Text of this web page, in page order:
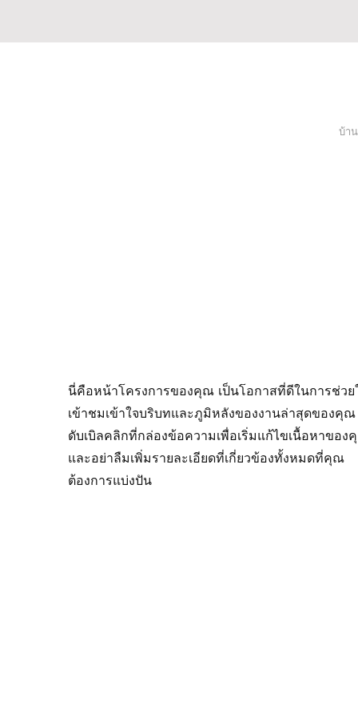
บ้าน
นี่คือหน้าโครงการของคุณ เป็นโอกาสที่ดีในการช่วย
เข้าชมเข้าใจบริบทและภูมิหลังของงานล่าสุดของคุณ
ดับเบิลคลิกที่กล่องข้อความเพื่อเริ่มแก้ไขเนื้อหาของ
และอย่าลืมเพิ่มรายละเอียดที่เกี่ยวข้องทั้งหมดที่คุณ
ต้องการแบ่งปัน